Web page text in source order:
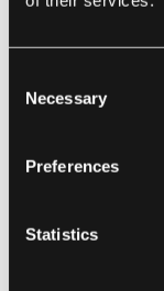
Selection
Necessary
Preferences
Statistics